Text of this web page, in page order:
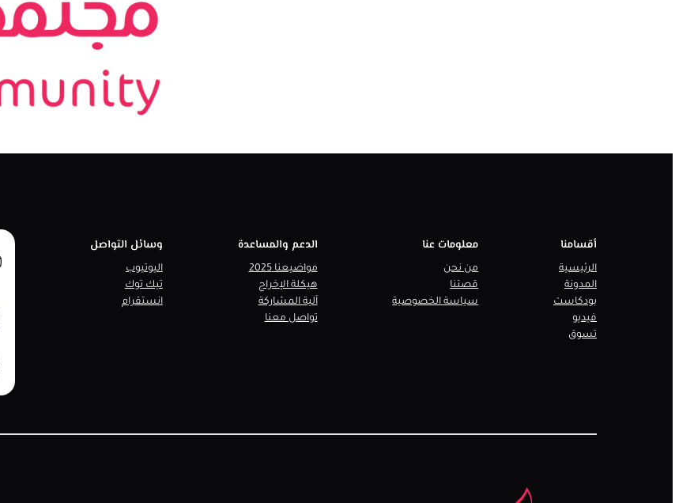
أقسامنا
الرئيسية
المدونة
بودكاست
فيديو
تسوق
معلومات عنا
من نحن
قصتنا
سياسة الخصوصية
الدعم والمساعدة
مواضيعنا 2025
هيكلة الإخراج
آلية المشاركة
تواصل معنا
وسائل التواصل
اليوتيوب
تيك توك
انستقرام